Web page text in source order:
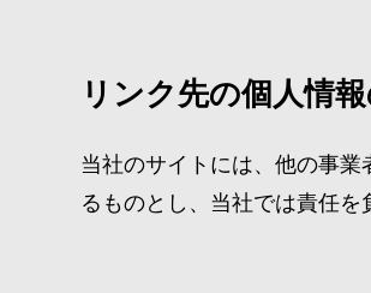
リンク先の個人情
当社のサイトには、他の事
るものとし、当社では責任を